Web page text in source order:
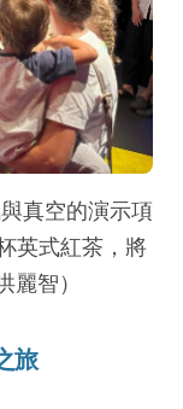
真空的演示項
英式紅茶，將
智）
旅